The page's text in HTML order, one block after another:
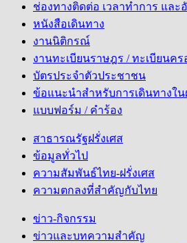
ช่องทางติดต่อ เวลาทำการ และ
หนังสือเดินทาง
งานนิติกรณ์
งานทะเบียนราษฎร / ทะเบียนคร
บัตรประจำตัวประชาชน
ข้อแนะนำสำหรับการเดินทางใน
แบบฟอร์ม / คำร้อง
สาธารณรัฐฝรั่งเศส
ข้อมูลทั่วไป
ความสัมพันธ์ไทย-ฝรั่งเศส
ความตกลงที่สำคัญกับไทย
ข่าว-กิจกรรม
ข่าวและบทความสำคัญ